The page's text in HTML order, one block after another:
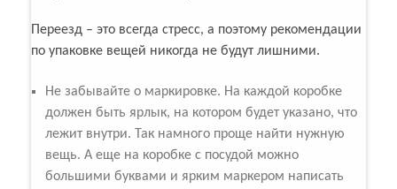
Переезд – это всегда стресс, а поэтому рекомендации
по упаковке вещей никогда не будут лишними.
Не забывайте о маркировке. На каждой коробке
должен быть ярлык, на котором будет указано, что
лежит внутри. Так намного проще найти нужную
вещь. А еще на коробке с посудой можно
большими буквами и ярким маркером написать